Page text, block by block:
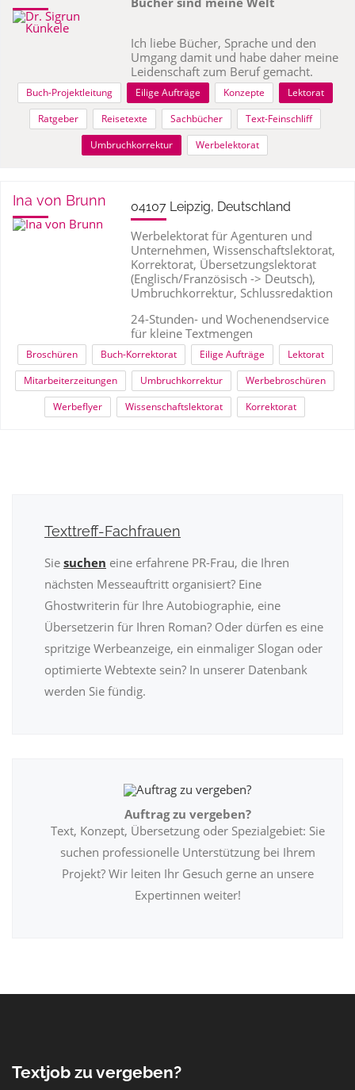
Ich liebe Bücher, Sprache und den
Umgang damit und habe daher meine
Leidenschaft zum Beruf gemacht.
Buch-Projektleitung Eilige Aufträge Konzepte
Lektorat
Ratgeber
Reisetexte Sachbücher
Text-Feinschliff
Umbruchkorrektur
Werbelektorat
Ina von Brunn 04107 Leipzig, Deutschland
Werbelektorat für Agenturen und
Unternehmen, Wissenschaftslektorat,
Korrektorat, Übersetzungslektorat
(Englisch/Französisch -> Deutsch),
Umbruchkorrektur, Schlussredaktion
24-Stunden- und Wochenendservice
für kleine Textmengen
Broschüren Buch-Korrektorat Eilige Aufträge
Lektorat
Mitarbeiterzeitungen
Umbruchkorrektur
Werbebroschüren
Werbeflyer
Wissenschaftslektorat Korrektorat
Texttreff-Fachfrauen
Sie suchen eine erfahrene PR-Frau, die Ihren
nächsten Messeauftritt organisiert? Eine
Ghostwriterin für Ihre Autobiographie, eine
Übersetzerin für Ihren Roman? Oder dürfen es eine
spritzige Werbeanzeige, ein einmaliger Slogan oder
optimierte Webtexte sein? In unserer Datenbank
werden Sie fündig.
Auftrag zu vergeben?
Text, Konzept, Übersetzung oder Spezialgebiet: Sie
suchen professionelle Unterstützung bei Ihrem
Projekt? Wir leiten Ihr Gesuch gerne an unsere
Expertinnen weiter!
Textjob zu vergeben?